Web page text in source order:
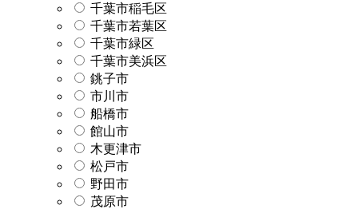
千葉市稲毛区
千葉市若葉区
千葉市緑区
千葉市美浜区
銚子市
市川市
船橋市
館山市
木更津市
松戸市
野田市
茂原市